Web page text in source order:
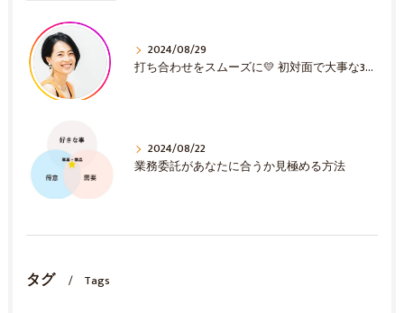
2024/08/29
打ち合わせをスムーズに💛 初対面で大事な3選！
2024/08/22
業務委託があなたに合うか見極める方法
タグ Tags